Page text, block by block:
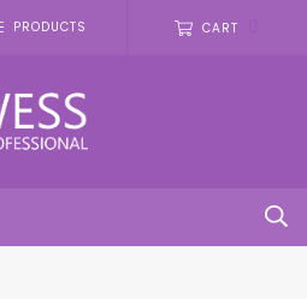
PRODUCTS CART